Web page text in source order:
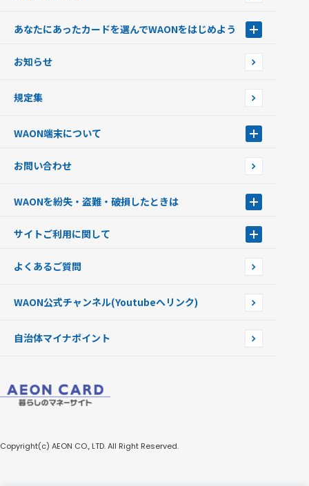
あなたにあったカードを選んでWAONをはじめよう
フードバンク応援WAON
ご当地WAON
G.G WAON
WAONカード・WAONカードプラス
モバイルWAON
提携WAONカード
お知らせ
規定集
WAON端末について
WAONネットステーション
新型WAONステーション
WAONチャージャーmini
お問い合わせ
WAONを紛失・盗難・破損したときは
WAONカードの拾得について
サイトご利用に関して
企業情報
よくあるご質問
WAON公式チャンネル(Youtubeへリンク)
自治体マイナポイント
Copyright(c) AEON CO., LTD. All Right Reserved.